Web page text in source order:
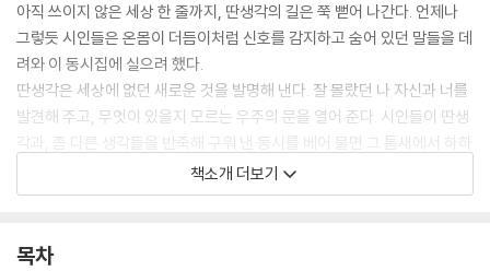
아직 쓰이지 않은 세상 한 줄까지, 딴생각의 길은 쭉 뻗어 나간다. 언제나
그렇듯 시인들은 온몸이 더듬이처럼 신호를 감지하고 숨어 있던 말들을 데
려와 이 동시집에 실으려 했다.
딴생각은 세상에 없던 새로운 것을 발명해 낸다. 잘 몰랐던 나 자신과 너를
발견해 주고, 무엇이 있을지 모르는 우주의 문을 열어 준다. 시인들이 딴생
각과, 좀 다른 생각들을 반죽해 구워 낸 동시를 베어 물면 그 틈새에서 하하
하 웃음이, 웅크린 어깨를 쫙 펴 주는 힘이, 달뜬 설렘이, 아하 하는 깨달음
이, 기막힌 우주의 비밀이, 백만 배는 더 잘 보이고 더 잘 들리는 눈과 귀가,
는데, 이엔 동시문단의 전에 없는 신나는 사건인 동시집 시리즈 ‘100’을 기
책소개 더보기
목차